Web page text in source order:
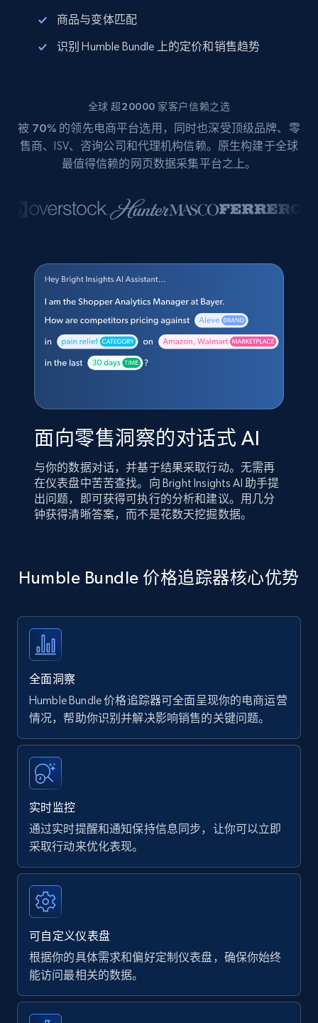
商品与变体匹配
识别 Humble Bundle 上的定价和销售趋势
全球 超20000 家客户信赖之选
被 70% 的领先电商平台选用，同时也深受顶级品牌、零
售商、ISV、咨询公司和代理机构信赖。原生构建于全球
最值得信赖的网页数据采集平台之上。
面向零售洞察的对话式 AI
与你的数据对话，并基于结果采取行动。无需再
在仪表盘中苦苦查找。向 Bright Insights AI 助手提
出问题，即可获得可执行的分析和建议。用几分
钟获得清晰答案，而不是花数天挖掘数据。
Humble Bundle 价格追踪器核心优势
全面洞察
Humble Bundle 价格追踪器可全面呈现你的电商运营
情况，帮助你识别并解决影响销售的关键问题。
实时监控
通过实时提醒和通知保持信息同步，让你可以立即
采取行动来优化表现。
可自定义仪表盘
根据你的具体需求和偏好定制仪表盘，确保你始终
能访问最相关的数据。